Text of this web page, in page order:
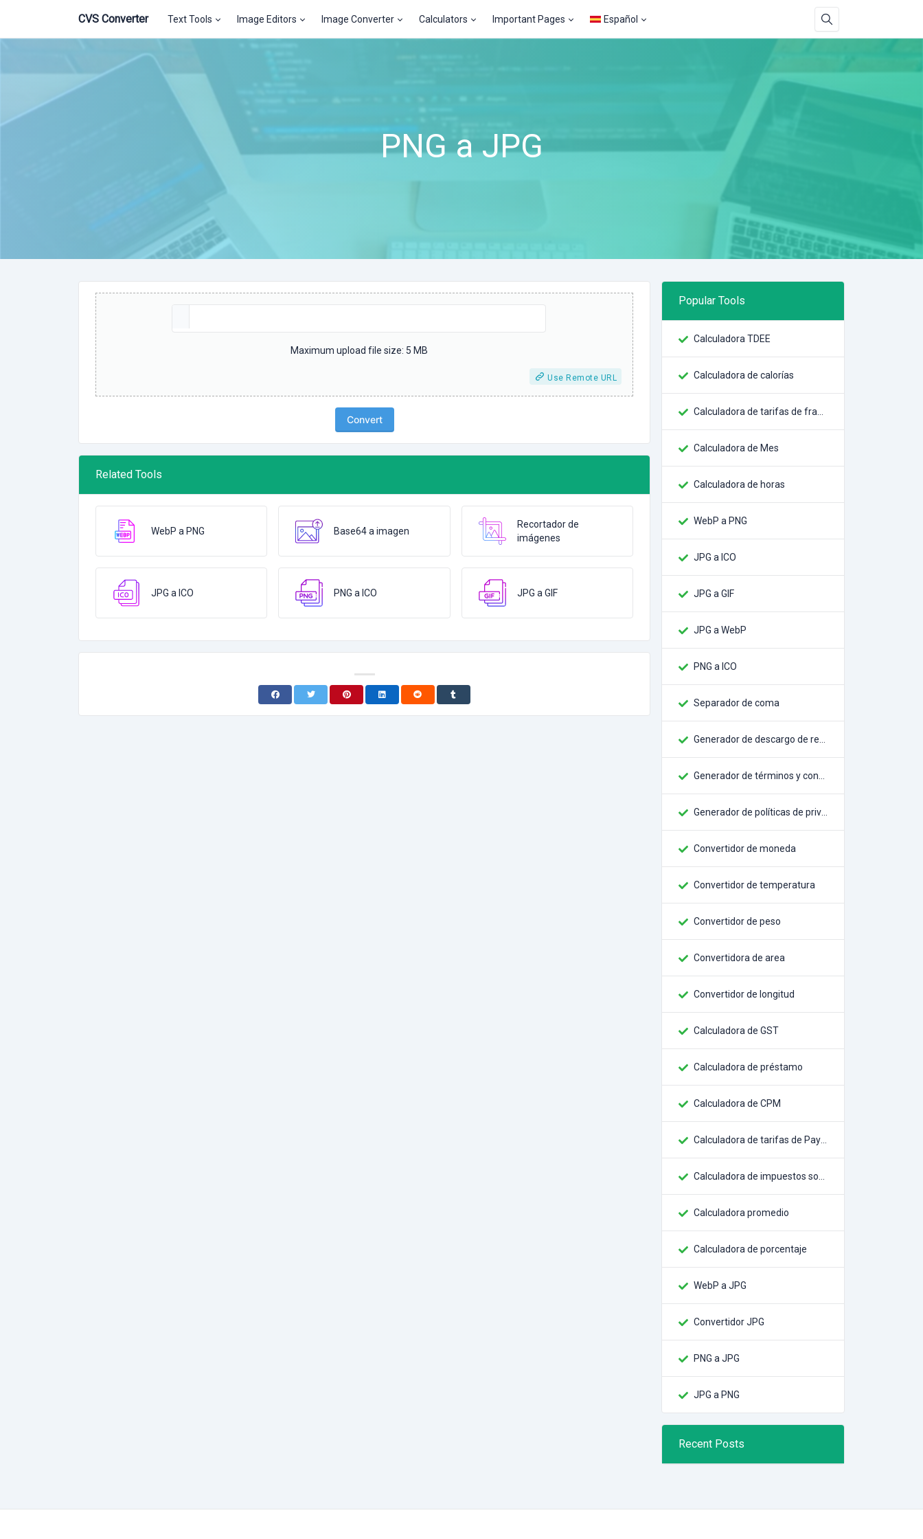
CVS Converter Text Tools Image Editors Image Converter Calculators Important Pages Español
PNG a JPG
Maximum upload file size: 5 MB
Use Remote URL
Convert
Related Tools
WebP a PNG Base64 a imagen
Recortador de
imágenes
JPG a ICO PNG a ICO JPG a GIF
Popular Tools
Calculadora TDEE
Calculadora de calorías
Calculadora de Mes
Calculadora de horas
WebP a PNG
JPG a ICO
JPG a GIF
JPG a WebP
PNG a ICO
Separador de coma
Convertidor de moneda
Convertidor de temperatura
Convertidor de peso
Convertidora de area
Convertidor de longitud
Calculadora de GST
Calculadora de préstamo
Calculadora de CPM
Calculadora promedio
Calculadora de porcentaje
WebP a JPG
Convertidor JPG
PNG a JPG
JPG a PNG
Recent Posts